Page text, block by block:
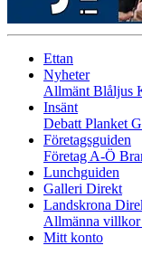
Ettan
Nyheter
Allmänt Blåljus
Insänt
Debatt Planket
Företagsguiden
Företag A-Ö
Lunchguiden
Galleri Direkt
Landskrona
Allmänna villkor
Mitt konto